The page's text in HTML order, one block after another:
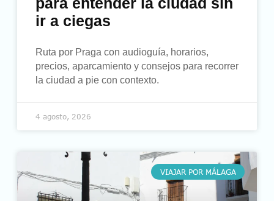
ir a ciegas
Ruta por Praga con audioguía, horarios,
precios, aparcamiento y consejos para recorrer
la ciudad a pie con contexto.
4 agosto, 2026
VIAJAR POR MÁLAGA